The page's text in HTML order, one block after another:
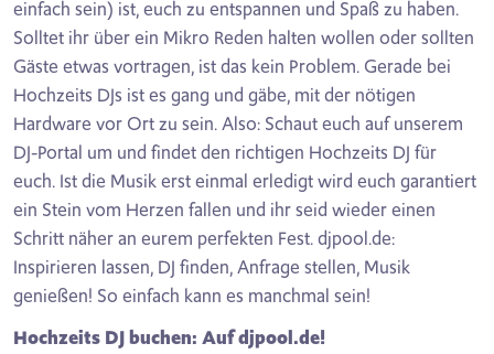
einfach sein) ist, euch zu entspannen und Spaß zu haben.
Solltet ihr über ein Mikro Reden halten wollen oder sollten
Gäste etwas vortragen, ist das kein Problem. Gerade bei
Hochzeits DJs ist es gang und gäbe, mit der nötigen
Hardware vor Ort zu sein. Also: Schaut euch auf unserem
DJ-Portal um und findet den richtigen Hochzeits DJ für
euch. Ist die Musik erst einmal erledigt wird euch garantiert
ein Stein vom Herzen fallen und ihr seid wieder einen
Schritt näher an eurem perfekten Fest. djpool.de:
Inspirieren lassen, DJ finden, Anfrage stellen, Musik
genießen! So einfach kann es manchmal sein!
Hochzeits DJ buchen: Auf djpool.de!